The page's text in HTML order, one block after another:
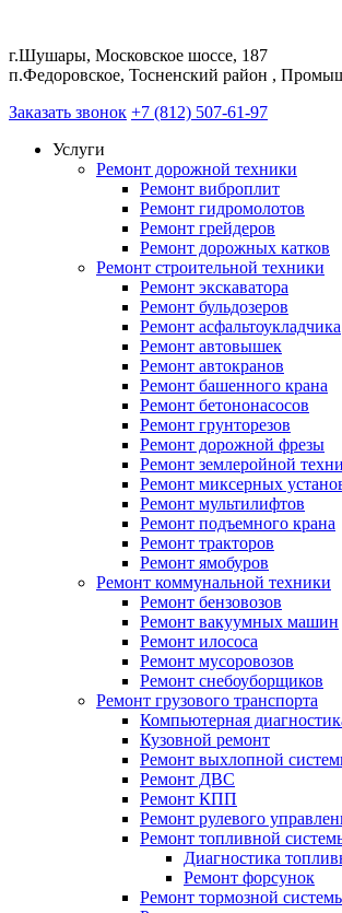
г.Шушары, Московское шоссе, 187
п.Федоровское, Тосненский район ,
Заказать звонок +7 (812) 507-61-97
Услуги
Ремонт дорожной техники
Ремонт виброплит
Ремонт гидромолотов
Ремонт грейдеров
Ремонт дорожных катков
Ремонт строительной техники
Ремонт экскаватора
Ремонт бульдозеров
Ремонт асфальтоукладчика
Ремонт автовышек
Ремонт автокранов
Ремонт башенного крана
Ремонт бетононасосов
Ремонт грунторезов
Ремонт дорожной фрезы
Ремонт землеройной
Ремонт миксерных
Ремонт мультилифтов
Ремонт подъемного крана
Ремонт тракторов
Ремонт ямобуров
Ремонт коммунальной техники
Ремонт бензовозов
Ремонт вакуумных машин
Ремонт илососа
Ремонт мусоровозов
Ремонт снебоуборщиков
Ремонт грузового транспорта
Компьютерная
Кузовной ремонт
Ремонт выхлопной
Ремонт ДВС
Ремонт КПП
Ремонт рулевого
Ремонт топливной
Диагностика
Ремонт форсунок
Ремонт тормозной